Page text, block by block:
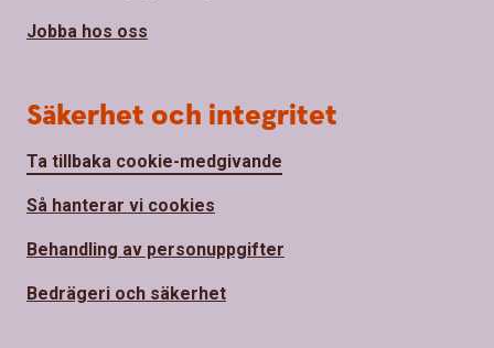
Jobba hos oss
Säkerhet och integritet
Ta tillbaka cookie-medgivande
Så hanterar vi cookies
Behandling av personuppgifter
Bedrägeri och säkerhet